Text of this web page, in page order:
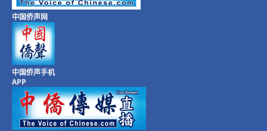
中国侨声网
中国侨声手机
APP